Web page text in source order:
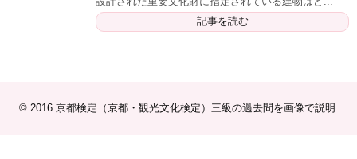
記事を読む
© 2016 京都検定（京都・観光文化検定）三級の過去問を画像で説明